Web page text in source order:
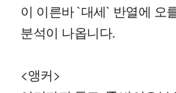
이 이른바 `대세` 반열에 오
분석이 나옵니다.
<앵커>